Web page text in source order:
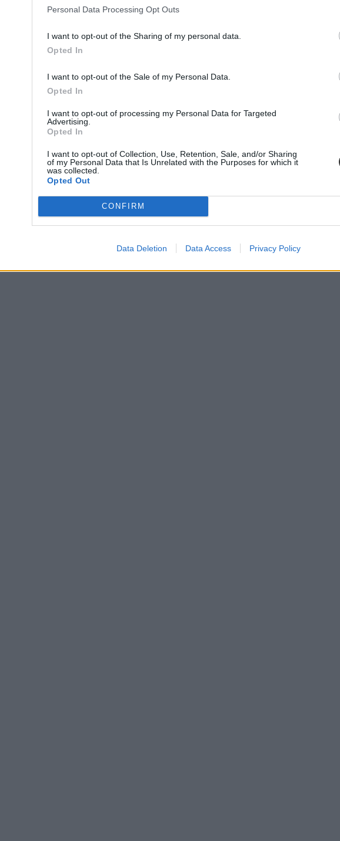
Personal Data Processing Opt Outs
I want to opt-out of the Sharing of my personal data.
Opted In
I want to opt-out of the Sale of my Personal Data.
Opted In
I want to opt-out of processing my Personal Data for Targeted
Advertising.
Opted In
I want to opt-out of Collection, Use, Retention, Sale, and/or Sharing
of my Personal Data that Is Unrelated with the Purposes for which it
was collected.
Opted Out
CONFIRM
Data Deletion Data Access Privacy Policy